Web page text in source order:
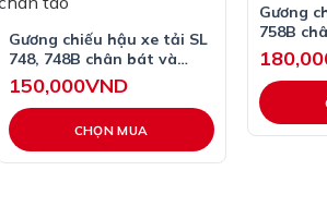
Gương chiếu hậu xe tải SL
748, 748B chân bát và
chân táo
150,000VND
CHỌN MUA
Sản
Gương
758B
táo
Sản